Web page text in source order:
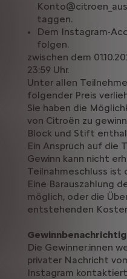
taggen.
Dem Instagram-
folgen.
zwischen dem
23:59 Uhr.
Unter allen
folgender Preis
Sie haben die
von Citroën zu
Block und Stift
Ein Anspruch auf die
Gewinn kann nicht
Teilnahmeschluss ist
Eine Barauszahlung
möglich, oder die
entstehenden
Die Gewinner:innen
privater Nachricht
Instagram